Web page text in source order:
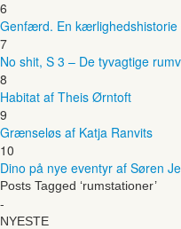
6
Genfærd. En kærlighedshistorie
7
No shit, S 3 – De tyvagtige
8
Habitat af Theis Ørntoft
9
Grænseløs af Katja Ranvits
10
Dino på nye eventyr af Søren
Posts Tagged ‘rumstationer’
-
NYESTE